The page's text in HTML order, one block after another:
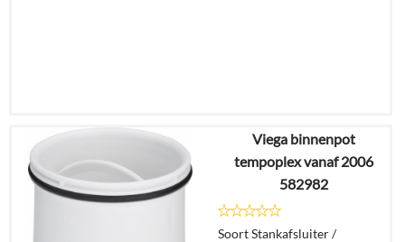
€46,57
€32,69
Viega binnenpot
tempoplex vanaf 2006
582982
Soort Stankafsluiter /